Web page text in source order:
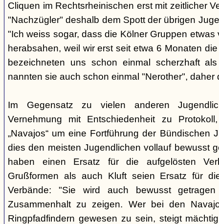
Cliquen im Rechtsrheinischen erst mit zeitlicher
"Nachzügler" deshalb dem Spott der übrigen
"Ich weiss sogar, dass die Kölner Gruppen
herabsahen, weil wir erst seit etwa 6 Monaten
bezeichneten uns schon einmal scherzhaft
nannten sie auch schon einmal "Nerother", daher
Im Gegensatz zu vielen anderen
Vernehmung mit Entschiedenheit zu
„Navajos“ um eine Fortführung der Bündischen
dies den meisten Jugendlichen vollauf bewusst
haben einen Ersatz für die aufgelösten
Grußformen als auch Kluft seien Ersatz für
Verbände: "Sie wird auch bewusst
Zusammenhalt zu zeigen. Wer bei den
Ringpfadfindern gewesen zu sein, steigt